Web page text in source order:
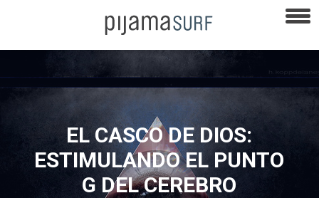
EL CASCO DE DIOS:
ESTIMULANDO EL PUNTO
G DEL CEREBRO